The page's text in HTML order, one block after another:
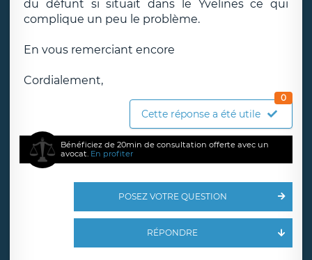
du défunt si situait dans le Yvelines ce qui
complique un peu le problème.
En vous remerciant encore
Cordialement,
Cette réponse a été utile
0
Bénéficiez de 20min de consultation offerte avec un
avocat. En profiter
POSEZ VOTRE QUESTION
RÉPONDRE